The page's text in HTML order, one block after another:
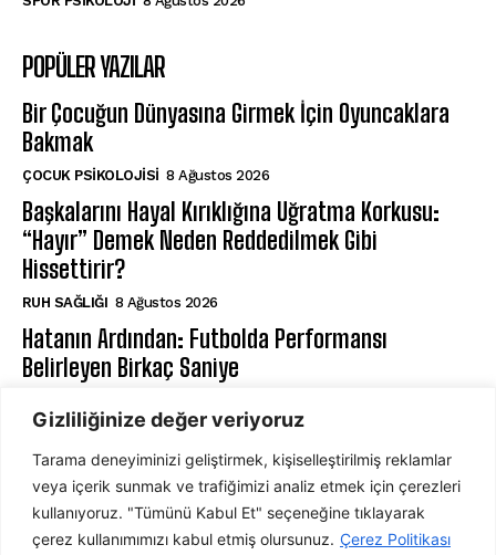
Gizliliğinize değer veriyoruz
Tarama deneyiminizi geliştirmek, kişiselleştirilmiş reklamlar
veya içerik sunmak ve trafiğimizi analiz etmek için çerezleri
kullanıyoruz. "Tümünü Kabul Et" seçeneğine tıklayarak
çerez kullanımımızı kabul etmiş olursunuz. Çerez Politikası
POPÜLER YAZILAR
Bir Çocuğun Dünyasına Girmek İçin Oyuncaklara
Bakmak
ÇOCUK PSIKOLOJISI 8 Ağustos 2026
Başkalarını Hayal Kırıklığına Uğratma Korkusu:
“Hayır” Demek Neden Reddedilmek Gibi
Hissettirir?
⁠RUH SAĞLIĞI 8 Ağustos 2026
Hatanın Ardından: Futbolda Performansı
Belirleyen Birkaç Saniye
ABONE OL